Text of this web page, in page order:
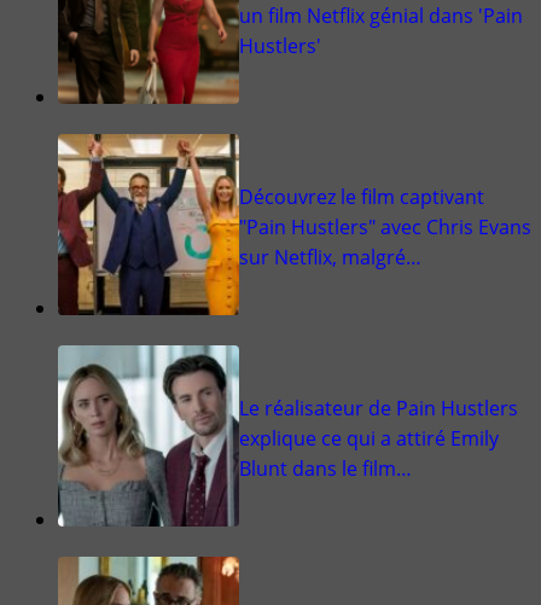
un film Netflix génial dans 'Pain
Hustlers'
Découvrez le film captivant
"Pain Hustlers" avec Chris Evans
sur Netflix, malgré…
Le réalisateur de Pain Hustlers
explique ce qui a attiré Emily
Blunt dans le film…